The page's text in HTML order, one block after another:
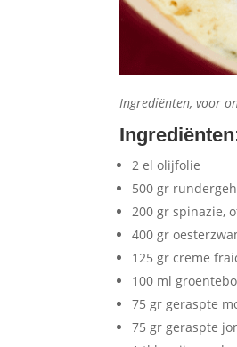
Ingrediënten, voor
Ingrediënten
2 el olijfolie
500 gr
200 gr spinazie,
400 gr
125 gr creme
100 ml
75 gr geraspte
75 gr geraspte